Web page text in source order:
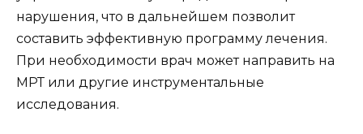
нарушения, что в дальнейшем позволит
составить эффективную программу лечения.
При необходимости врач может направить на
МРТ или другие инструментальные
исследования.